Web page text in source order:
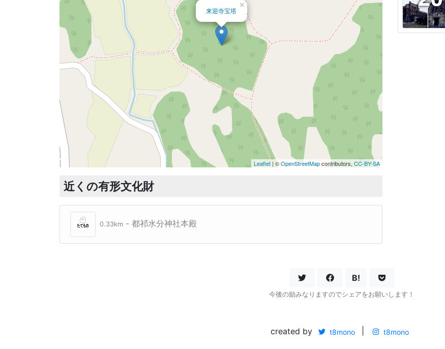
来迎寺宝塔
×
Leaflet| ©OpenStreetMapcontributors, CC-BY-SA
近くの有形文化財
0.33km - 都祁水分神社本殿
B!
今後の励みなりますのでシェアをお願いします！
created by t8mono t8mono